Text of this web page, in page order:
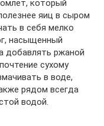
который
яиц в сыром
в себя мелко
насыщенный
добавлять ржаной
сухому
в воде,
рядом всегда
водой.